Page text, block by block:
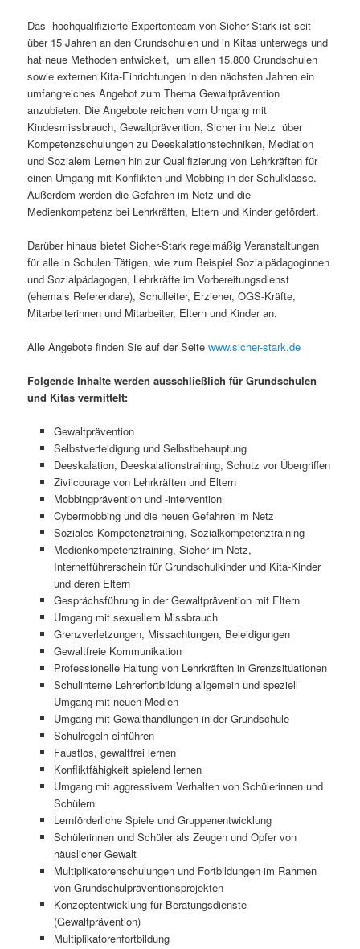
Das hochqualifizierte Expertenteam von Sicher-Stark ist seit
über 15 Jahren an den Grundschulen und in Kitas unterwegs und
hat neue Methoden entwickelt, um allen 15.800 Grundschulen
sowie externen Kita-Einrichtungen in den nächsten Jahren ein
umfangreiches Angebot zum Thema Gewaltprävention
anzubieten. Die Angebote reichen vom Umgang mit
Kindesmissbrauch, Gewaltprävention, Sicher im Netz über
Kompetenzschulungen zu Deeskalationstechniken, Mediation
und Sozialem Lernen hin zur Qualifizierung von Lehrkräften für
einen Umgang mit Konflikten und Mobbing in der Schulklasse.
Außerdem werden die Gefahren im Netz und die
Medienkompetenz bei Lehrkräften, Eltern und Kinder gefördert.
Darüber hinaus bietet Sicher-Stark regelmäßig Veranstaltungen
für alle in Schulen Tätigen, wie zum Beispiel Sozialpädagoginnen
und Sozialpädagogen, Lehrkräfte im Vorbereitungsdienst
(ehemals Referendare), Schulleiter, Erzieher, OGS-Kräfte,
Mitarbeiterinnen und Mitarbeiter, Eltern und Kinder an.
Alle Angebote finden Sie auf der Seitewww.sicher-stark.de
Folgende Inhalte werden ausschließlich für Grundschulen
und Kitas vermittelt:
Gewaltprävention
Selbstverteidigung und Selbstbehauptung
Deeskalation, Deeskalationstraining, Schutz vor Übergriffen
Zivilcourage von Lehrkräften und Eltern
Mobbingprävention und -intervention
Cybermobbing und die neuen Gefahren im Netz
Soziales Kompetenztraining, Sozialkompetenztraining
Medienkompetenztraining, Sicher im Netz,
Internetführerschein für Grundschulkinder und Kita-Kinder
und deren Eltern
Gesprächsführung in der Gewaltprävention mit Eltern
Umgang mit sexuellem Missbrauch
Grenzverletzungen, Missachtungen, Beleidigungen
Gewaltfreie Kommunikation
Professionelle Haltung von Lehrkräften in Grenzsituationen
Schulinterne Lehrerfortbildung allgemein und speziell
Umgang mit neuen Medien
Umgang mit Gewalthandlungen in der Grundschule
Schulregeln einführen
Faustlos, gewaltfrei lernen
Konfliktfähigkeit spielend lernen
Umgang mit aggressivem Verhalten von Schülerinnen und
Schülern
Lernförderliche Spiele und Gruppenentwicklung
Schülerinnen und Schüler als Zeugen und Opfer von
häuslicher Gewalt
Multiplikatorenschulungen und Fortbildungen im Rahmen
von Grundschulpräventionsprojekten
Konzeptentwicklung für Beratungsdienste
(Gewaltprävention)
Multiplikatorenfortbildung